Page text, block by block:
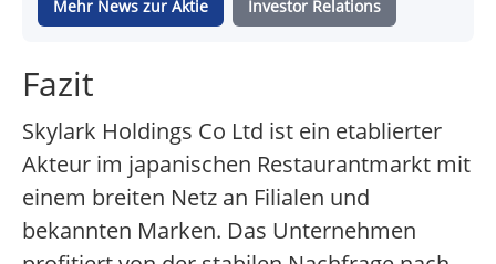
Mehr News zur Aktie Investor Relations
Fazit
Skylark Holdings Co Ltd ist ein etablierter
Akteur im japanischen Restaurantmarkt mit
einem breiten Netz an Filialen und
bekannten Marken. Das Unternehmen